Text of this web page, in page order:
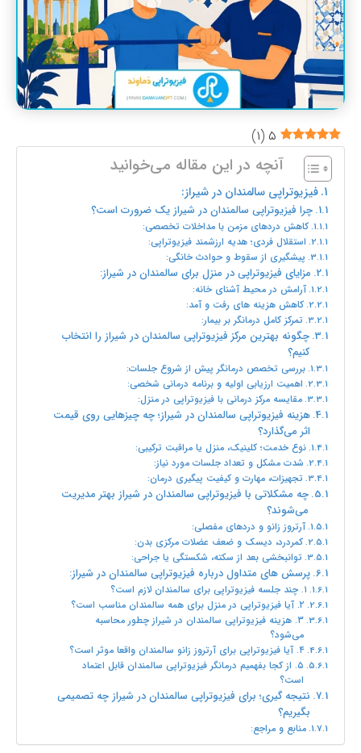
۵ (۱)
آنچه در این مقاله می‌خوانید
فیزیوتراپی سالمندان در شیراز:
چرا فیزیوتراپی سالمندان در شیراز یک ضرورت است؟
کاهش دردهای مزمن با مداخلات تخصصی:
استقلال فردی؛ هدیه ارزشمند فیزیوتراپی:
پیشگیری از سقوط و حوادث خانگی:
مزایای فیزیوتراپی در منزل برای سالمندان در شیراز:
آرامش در محیط آشنای خانه:
کاهش هزینه‌ های رفت و آمد:
تمرکز کامل درمانگر بر بیمار:
چگونه بهترین مرکز فیزیوتراپی سالمندان در شیراز را انتخاب
کنیم؟
بررسی تخصص درمانگر پیش از شروع جلسات:
اهمیت ارزیابی اولیه و برنامه درمانی شخصی:
مقایسه مرکز درمانی با فیزیوتراپی در منزل:
هزینه فیزیوتراپی سالمندان در شیراز؛ چه چیزهایی روی قیمت
اثر می‌گذارد؟
نوع خدمت؛ کلینیک، منزل یا مراقبت ترکیبی:
شدت مشکل و تعداد جلسات مورد نیاز:
تجهیزات، مهارت و کیفیت پیگیری درمان:
چه مشکلاتی با فیزیوتراپی سالمندان در شیراز بهتر مدیریت
می‌شوند؟
آرتروز زانو و دردهای مفصلی:
کمردرد، دیسک و ضعف عضلات مرکزی بدن:
توانبخشی بعد از سکته، شکستگی یا جراحی:
پرسش های متداول درباره فیزیوتراپی سالمندان در شیراز:
۱. چند جلسه فیزیوتراپی برای سالمندان لازم است؟
۲. آیا فیزیوتراپی در منزل برای همه سالمندان مناسب است؟
۳. هزینه فیزیوتراپی سالمندان در شیراز چطور محاسبه
می‌شود؟
۴. آیا فیزیوتراپی برای آرتروز زانو سالمندان واقعا موثر است؟
۵. از کجا بفهمیم درمانگر فیزیوتراپی سالمندان قابل اعتماد
است؟
نتیجه گیری؛ برای فیزیوتراپی سالمندان در شیراز چه تصمیمی
بگیریم؟
منابع و مراجع: